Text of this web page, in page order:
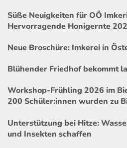
Süße Neuigkeiten für OÖ
Hervorragende Honigernte
Neue Broschüre: Imkerei in
Blühender Friedhof bekommt
Workshop-Frühling 2026 im
200 Schüler:innen wurden zu
Unterstützung bei Hitze:
und Insekten schaffen